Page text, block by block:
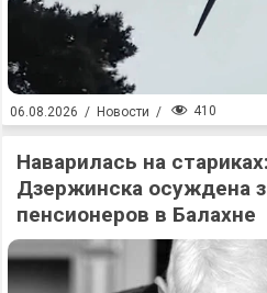
06.08.2026 / Новости / 410
Наварилась на
Дзержинска осуждена
пенсионеров в Балахне